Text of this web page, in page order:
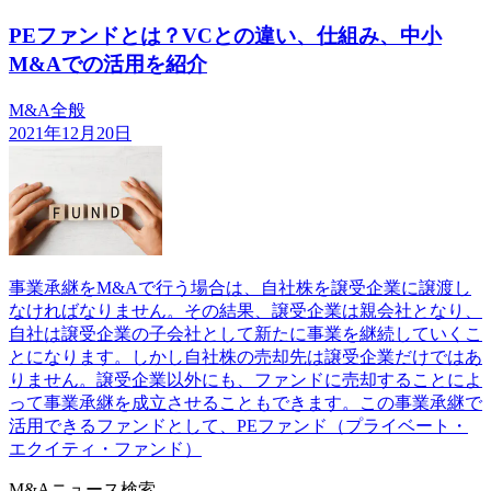
PEファンドとは？VCとの違い、仕組み、中小
M&Aでの活用を紹介
M&A全般
2021年12月20日
事業承継をM&Aで行う場合は、自社株を譲受企業に譲渡し
なければなりません。その結果、譲受企業は親会社となり、
自社は譲受企業の子会社として新たに事業を継続していくこ
とになります。しかし自社株の売却先は譲受企業だけではあ
りません。譲受企業以外にも、ファンドに売却することによ
って事業承継を成立させることもできます。この事業承継で
活用できるファンドとして、PEファンド（プライベート・
エクイティ・ファンド）